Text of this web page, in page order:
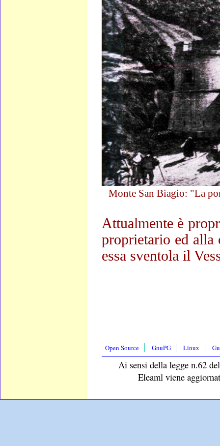
Monte San Biagio: "La
Attualmente è
proprietario ed alla
essa sventola il
Open Source GnuPG Linux
Ai sensi della legge n.62
Eleaml viene